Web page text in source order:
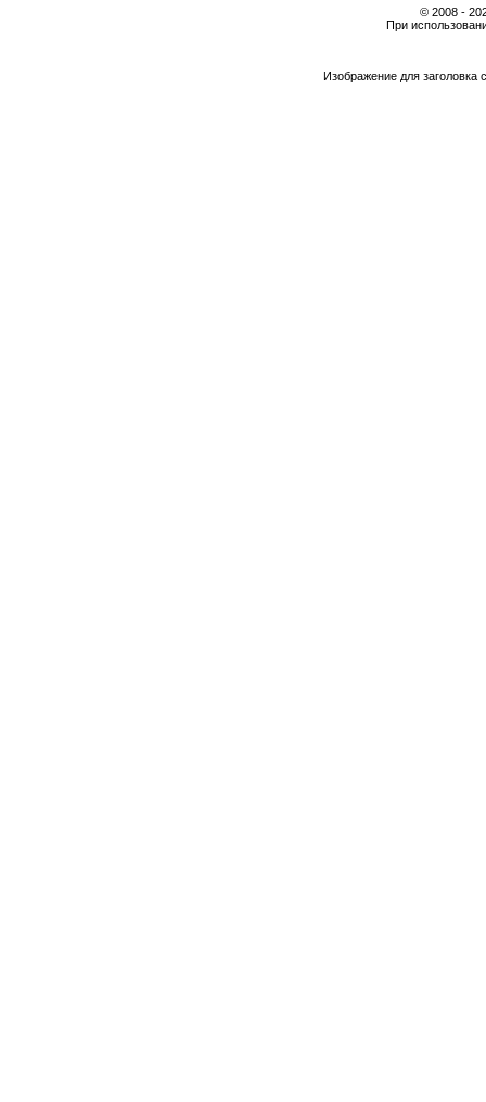
© 2008 -
При
Изображение для